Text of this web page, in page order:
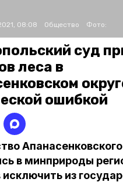
08:08 Общество Фото:
суд
леса в
ошибкой
в минприроды
исключить из